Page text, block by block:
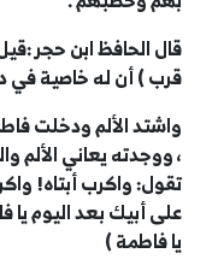
قال الحافظ ابن حجر
قرب ) أن له خاصية في
واشتد الألم ودخلت
، ووجدته يعاني
تقول: واكرب أبتاه!
على أبيك بعد اليوم يا
يافاطمة)